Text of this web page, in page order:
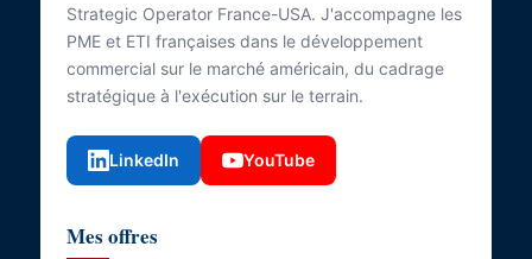
Strategic Operator France-USA. J'accompagne les
PME et ETI françaises dans le développement
commercial sur le marché américain, du cadrage
stratégique à l'exécution sur le terrain.
LinkedIn YouTube
Mes offres